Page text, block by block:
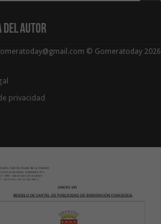
del Autor
© Gomeratoday 2026
privacidad